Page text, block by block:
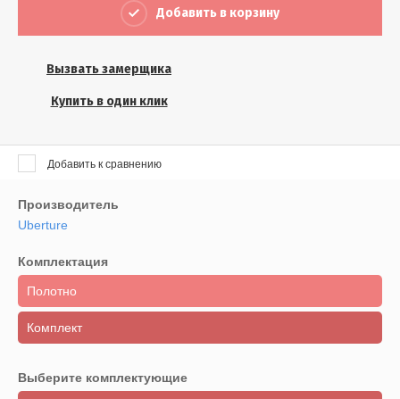
Добавить в корзину
Вызвать замерщика
Купить в один клик
Добавить к сравнению
Производитель
Uberture
Выберите комплектующие
Комплектация
Полотно
Комплект